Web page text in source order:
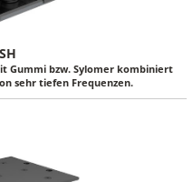
Gummi bzw. Sylomer kombiniert
sehr tiefen Frequenzen.